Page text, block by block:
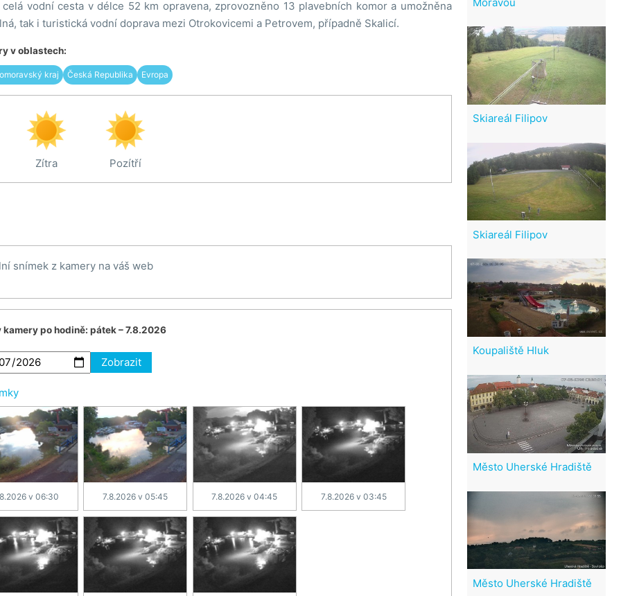
vodní cesta v délce 52 km opravena, zprovozněno 13 plavebních komor a umožněna
tak i turistická vodní doprava mezi Otrokovicemi a Petrovem, případně Skalicí.
v oblastech:
kraj Česká Republika Evropa
Zítra Pozítří
snímek z kamery na váš web
kamery po hodině: pátek – 7.8.2026
Zobrazit
v 06:30 7.8.2026 v 05:45 7.8.2026 v 04:45 7.8.2026 v 03:45
Skiareál Filipov
Skiareál Filipov
Koupaliště Hluk
Město Uherské Hradiště
Město Uherské Hradiště